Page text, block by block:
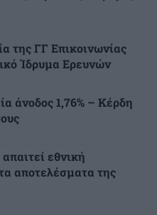
της ΓΓ Επικοινωνίας
Ίδρυμα Ερευνών
άνοδος 1,76% – Κέρδη
εθνική
αποτελέσματα της